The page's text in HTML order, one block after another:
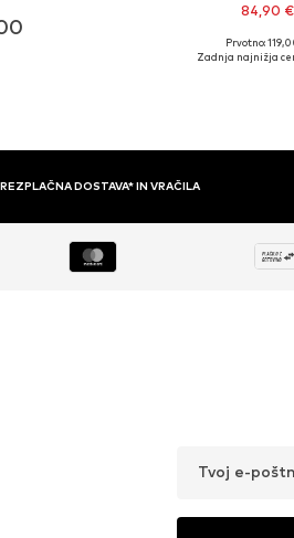
84,90 €
Razpoložljive
Prvotno:
Zadnja najnižja
DOSTAVA* IN VRAČILA
Tvoj e-